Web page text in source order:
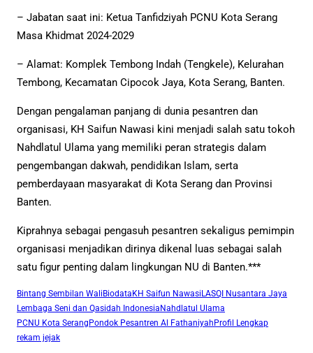
– Jabatan saat ini: Ketua Tanfidziyah PCNU Kota Serang
Masa Khidmat 2024-2029
– Alamat: Komplek Tembong Indah (Tengkele), Kelurahan
Tembong, Kecamatan Cipocok Jaya, Kota Serang, Banten.
Dengan pengalaman panjang di dunia pesantren dan
organisasi, KH Saifun Nawasi kini menjadi salah satu tokoh
Nahdlatul Ulama yang memiliki peran strategis dalam
pengembangan dakwah, pendidikan Islam, serta
pemberdayaan masyarakat di Kota Serang dan Provinsi
Banten.
Kiprahnya sebagai pengasuh pesantren sekaligus pemimpin
organisasi menjadikan dirinya dikenal luas sebagai salah
satu figur penting dalam lingkungan NU di Banten.***
Bintang Sembilan Wali Biodata KH Saifun Nawasi LASQI Nusantara Jaya
Lembaga Seni dan Qasidah Indonesia Nahdlatul Ulama
PCNU Kota Serang Pondok Pesantren Al Fathaniyah Profil Lengkap
rekam jejak